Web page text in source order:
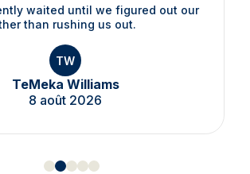
waited until we figured out our
than rushing us out.
TW
TeMeka Williams
8 août 2026